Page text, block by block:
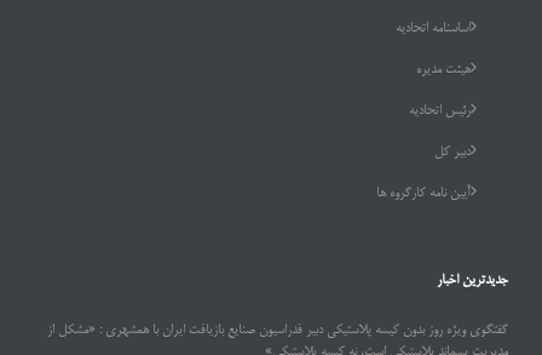
اساسنامه اتحادیه
هیئت مدیره
رئیس اتحادیه
دبیر کل
آیین نامه کارگروه ها
جدیدترین اخبار
گفتگوی ویژه روز بدون کیسه پلاستیکی دبیر فدراسیون صنایع بازیافت ایران با همشهری : «مشکل از